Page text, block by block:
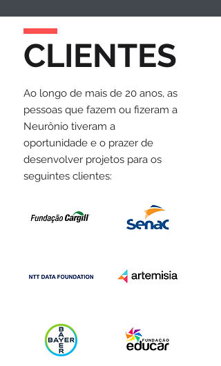
CLIENTES
Ao longo de mais de 20 anos, as
pessoas que fazem ou fizeram a
Neurônio tiveram a
oportunidade e o prazer de
desenvolver projetos para os
seguintes clientes: